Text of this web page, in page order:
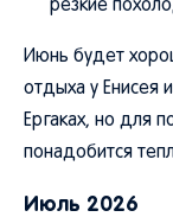
резкие
Июнь будет
отдыха у Енисея
Ергаках, но для
понадобится
Июль 2026